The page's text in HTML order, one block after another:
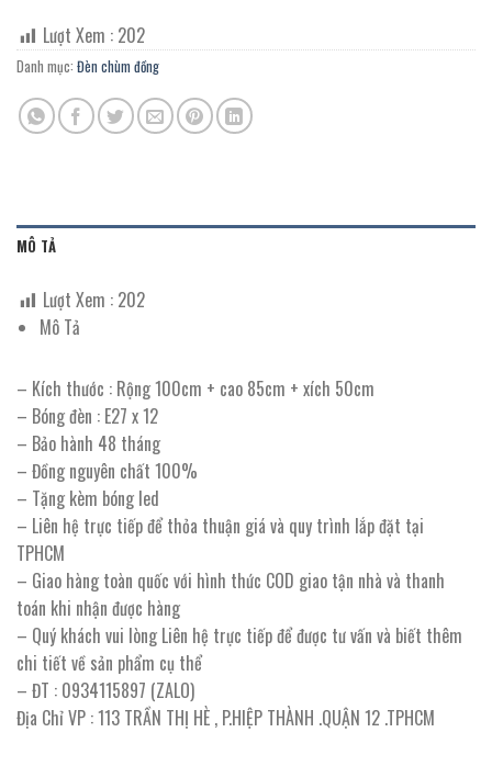
Lượt Xem : 202
Danh mục: Đèn chùm đồng
MÔ TẢ
Lượt Xem : 202
Mô Tả
– Kích thước : Rộng 100cm + cao 85cm + xích 50cm
– Bóng đèn : E27 x 12
– Bảo hành 48 tháng
– Đồng nguyên chất 100%
– Tặng kèm bóng led
– Liên hệ trực tiếp để thỏa thuận giá và quy trình lắp đặt tại
TPHCM
– Giao hàng toàn quốc với hình thức COD giao tận nhà và thanh
toán khi nhận được hàng
– Quý khách vui lòng Liên hệ trực tiếp để được tư vấn và biết thêm
chi tiết về sản phẩm cụ thể
– ĐT : 0934115897 (ZALO)
Địa Chỉ VP : 113 TRẦN THỊ HÈ , P.HIỆP THÀNH .QUẬN 12 .TPHCM